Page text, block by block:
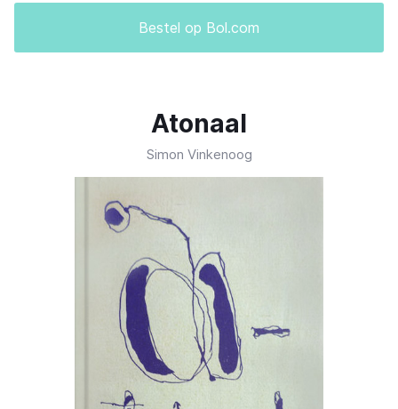
Bestel op Bol.com
Atonaal
Simon Vinkenoog